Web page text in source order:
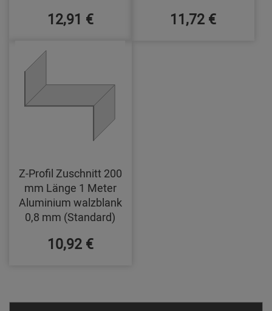
12,91 € 11,72 €
Z-Profil Zuschnitt 200
mm Länge 1 Meter
Aluminium walzblank
0,8 mm (Standard)
10,92 €